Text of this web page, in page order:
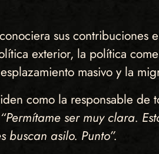
sus
exterior, la política
masivo y la
como la responsable de
“Permítame ser muy clara.
asilo. Punto”.